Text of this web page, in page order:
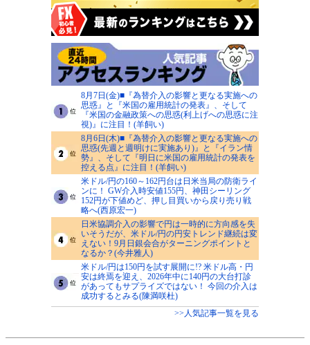
8月7日(金)■『為替介入の影響と更なる実施への
思惑』と『米国の雇用統計の発表』、そして
『米国の金融政策への思惑(利上げへの思惑に注
視)』に注目！(羊飼い)
8月6日(木)■『為替介入の影響と更なる実施への
思惑(先週と週明けに実施あり)』と『イラン情
勢』、そして『明日に米国の雇用統計の発表を
控える点』に注目！(羊飼い)
米ドル/円の160～162円台は日米当局の防衛ライ
ンに！ GW介入時安値155円、神田シーリング
152円が下値めど、押し目買いから戻り売り戦
略へ(西原宏一)
日米協調介入の影響で円は一時的に方向感を失
いそうだが、米ドル/円の円安トレンド継続は変
えない！9月日銀会合がターニングポイントと
なるか？(今井雅人)
米ドル/円は150円を試す展開に!? 米ドル高・円
安は終焉を迎え、2026年中に140円の大台打診
があってもサプライズではない！ 今回の介入は
成功するとみる(陳満咲杜)
>>人気記事一覧を見る